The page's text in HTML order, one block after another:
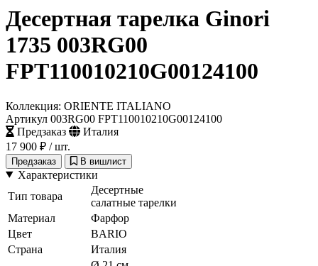
Десертная тарелка Ginori
1735 003RG00
FPT110010210G00124100
Коллекция: ORIENTE ITALIANO
Артикул 003RG00 FPT110010210G00124100
Предзаказ
Италия
17 900 ₽ / шт.
Предзаказ В вишлист
Характеристики
Тип товара
Десертные
салатные тарелки
Материал
Фарфор
Цвет
BARIO
Страна
Италия